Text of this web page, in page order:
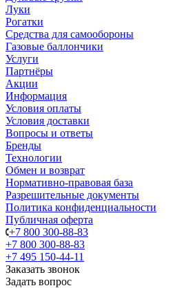
Луки
Рогатки
Средства для самообороны
Газовые баллончики
Услуги
Партнёры
Акции
Информация
Условия оплаты
Условия доставки
Вопросы и ответы
Бренды
Технологии
Обмен и возврат
Нормативно-правовая база
Разрешительные документы
Политика конфиденциальности
Публичная оферта
+7 800 300-88-83
+7 800 300-88-83
+7 495 150-44-11
Заказать звонок
Задать вопрос